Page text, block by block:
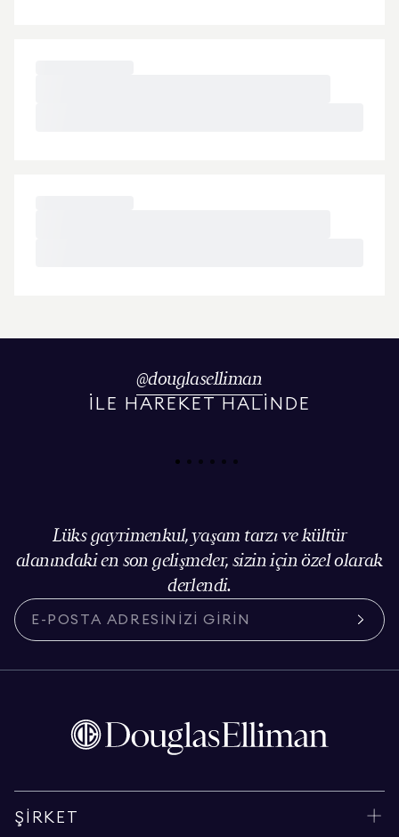
@douglaselliman
İLE HAREKET HALİNDE
Lüks gayrimenkul, yaşam tarzı ve kültür
alanındaki en son gelişmeler, sizin için özel olarak
derlendi.
ŞIRKET